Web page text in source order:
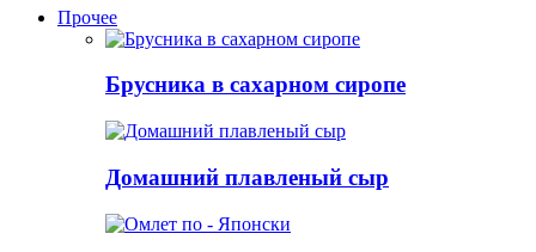
Прочее
Брусника в сахарном сиропе
Домашний плавленый сыр